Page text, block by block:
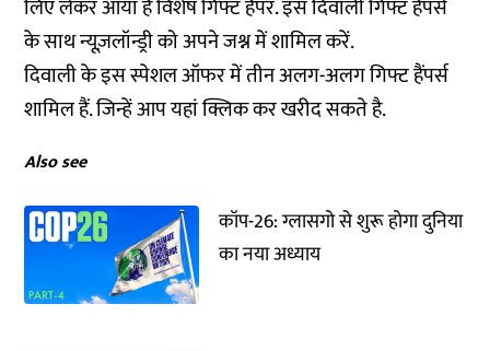
लिए लेकर आया है विशेष गिफ्ट हैंपर. इस दिवाली गिफ्ट हैंपर्स
के साथ न्यूज़लॉन्ड्री को अपने जश्न में शामिल करें.
दिवाली के इस स्पेशल ऑफर में तीन अलग-अलग गिफ्ट हैंपर्स
शामिल हैं. जिन्हें आपयहां क्लिककर खरीद सकते है.
Also see
कॉप-26: ग्लासगो से शुरू होगा दुनिया
का नया अध्याय